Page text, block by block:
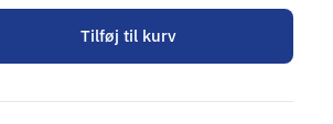
Tilføj til kurv